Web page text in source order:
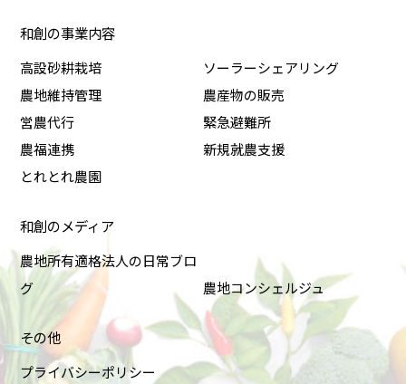
和創の事業内容
高設砂耕栽培
ソーラーシェアリング
農地維持管理
農産物の販売
営農代行
緊急避難所
農福連携
新規就農支援
とれとれ農園
和創のメディア
農地所有適格法人の日常ブロ
グ
農地コンシェルジュ
その他
プライバシーポリシー